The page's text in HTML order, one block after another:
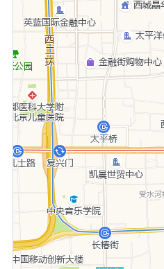
智能硬件定位
通过基站、Wifi获取位置信息
物
查
交
高